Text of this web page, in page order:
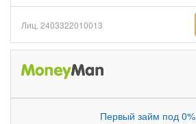
Лиц. 2403322010013
Первый займ под 0%